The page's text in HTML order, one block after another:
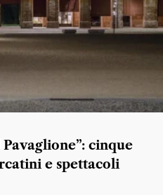
cinque
e spettacoli